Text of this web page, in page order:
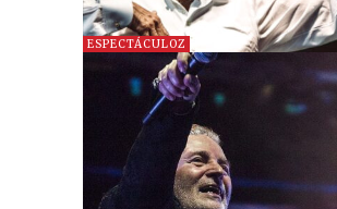
ESPECTÁCULOZ